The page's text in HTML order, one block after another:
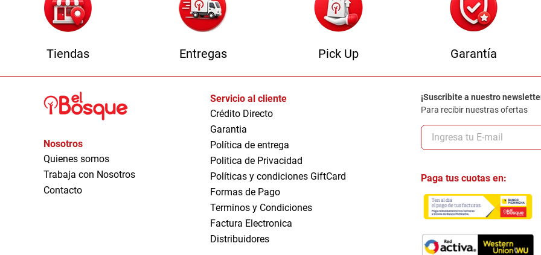
Tiendas Entregas Pick Up Garantía
Nosotros
Quienes somos
Trabaja con Nosotros
Contacto
Servicio al cliente
Crédito Directo
Garantia
Política de entrega
Politica de Privacidad
Políticas y condiciones GiftCard
Formas de Pago
Terminos y Condiciones
Factura Electronica
Distribuidores
¡Suscribite a nuestro
Para recibir nuestras ofertas
Paga tus cuotas en: